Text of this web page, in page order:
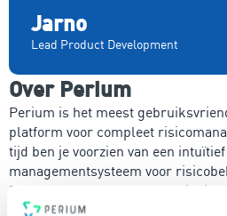
Jarno
Lead Product Development
Over Perium
Perium is het meest
platform voor compleet
tijd ben je voorzien van een
managementsysteem voor
PDCA-cyclus, een 4-ogen principe
Voldoe vanaf nu aan de voor jou